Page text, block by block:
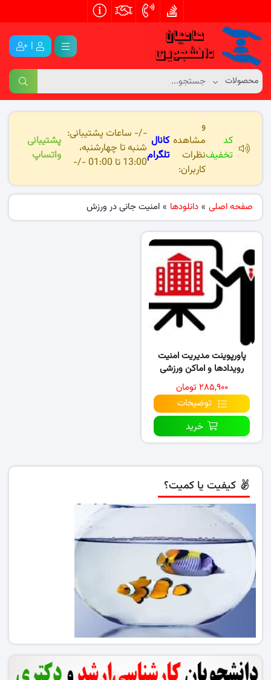
|
کد
تخفیف
و
مشاهده
نظرات
کاربران:
کانال
تلگرام
-/- ساعات پشتیبانی:
شنبه تا چهارشنبه،
13:00 تا 01:00 -/-
پشتیبانی
واتساپ
صفحه اصلی » دانلودها » امنیت جانی در ورزش
پاورپوینت مدیریت امنیت
رویدادها و اماکن ورزشی
۲۸۵,۹۰۰ تومان
توضیحات
خرید
کیفیت یا کمیت؟